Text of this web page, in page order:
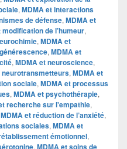
, MDMA et interactions
de défense, MDMA et
modification de l’humeur,
, MDMA et
, MDMA et
, MDMA et neuroscience,
neurotransmetteurs, MDMA et
sociale, MDMA et processus
, MDMA et psychothérapie,
recherche sur l'empathie,
MDMA et réduction de l’anxiété,
sociales, MDMA et
émotionnel,
, MDMA et soins de